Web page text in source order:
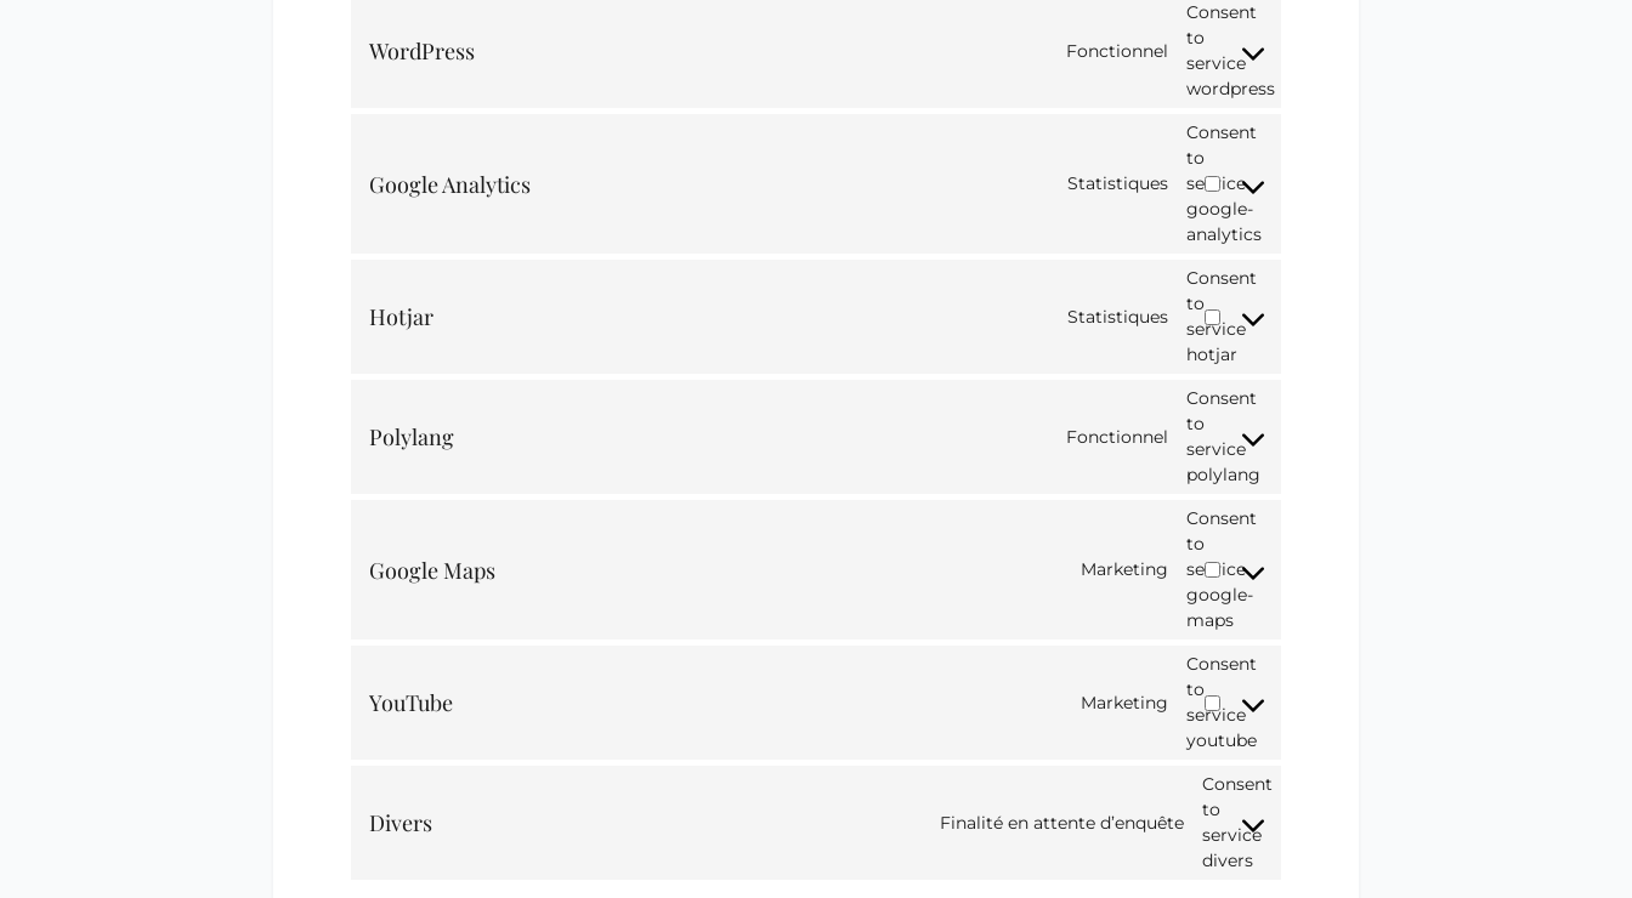
WordPress Fonctionnel
Consent
to
service
wordpress
Google Analytics Statistiques
Consent
to
service
google-
analytics
Hotjar Statistiques
Consent
to
service
hotjar
Polylang Fonctionnel
Consent
to
service
polylang
Google Maps Marketing
Consent
to
service
google-
maps
YouTube Marketing
Consent
to
service
youtube
Divers Finalité en attente d’enquête
Consent
to
service
divers